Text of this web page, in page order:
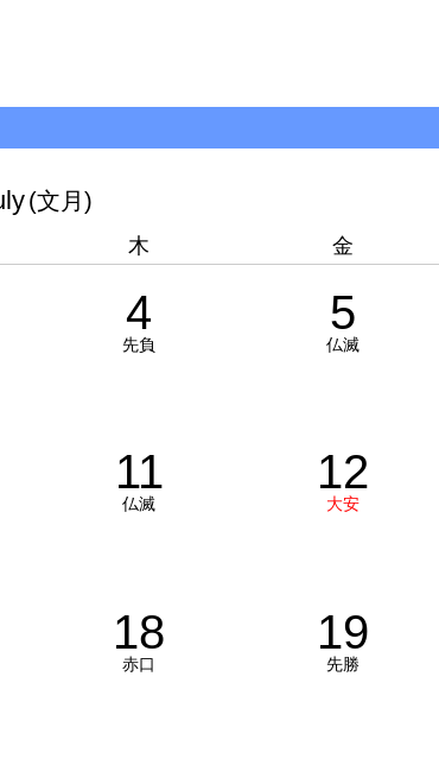
(文月)
木 金
4
先負
5
仏滅
11
仏滅
12
大安
18
赤口
19
先勝